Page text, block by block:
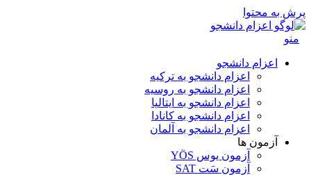
پرش به محتوا
منو
اعزام دانشجو
اعزام دانشجو به ترکیه
اعزام دانشجو به روسیه
اعزام دانشجو به ایتالیا
اعزام دانشجو به کانادا
اعزام دانشجو به آلمان
آزمون ها
آزمون یوس YÖS
آزمون سَت SAT